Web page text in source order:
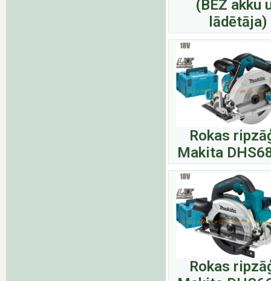
(BEZ akku
lādētāja)
Rokas
Makita
Rokas